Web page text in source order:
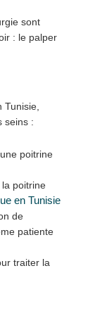
sont
: le palper
seins :
poitrine
la poitrine
en Tunisie
de
patiente
traiter la